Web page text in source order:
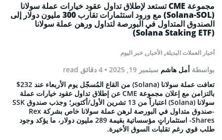
أخبار العملات البديلة, الأخبار, خبر اليوم
مجموعة CME تستعد لإطلاق تداول عقود خيارات عملة سولانا
(Solana-SOL) مع ورود استثمارات تقارب 300 مليون دولار إلى
الصندوق المتداول في البورصة لتداول ورهن عملة سولانا
(Solana Staking ETF)
بواسطة أمل هاشم سبتمبر 19, 2025
• 4 دقائق read
تعافت عملة سولانا (Solana) من القاع المُسجّل يوم الأربعاء عند 232$
بالتزامن مع إعلان مجموعة CME عن إطلاق تداول عقود خيارات عملة
سولانا (Solana) اعتباراً من 13 تشرين الأول/أكتوبر؛ وجذب صندوق SSK
-صندوق متداول في البورصة لرهن عملة سولانا خاص بشركة Rex
Shares- استثماراتٍ مؤسساتية بقيمة 289 مليون دولار، ما يؤكد وجود
طلب قوي رغم تقلبات السوق الأخيرة.